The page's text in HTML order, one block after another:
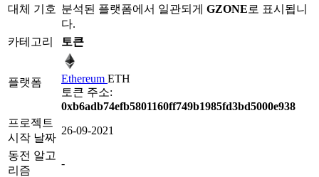
대체 기호 분석된 플랫폼에서 일관되게 GZONE로 표시됩니
다.
카테고리
토큰
플랫폼 Ethereum ETH
토큰 주소:
0xb6adb74efb5801160ff749b1985fd3bd5000e938
프로젝트
시작 날짜
26-09-2021
동전 알고
리즘
-